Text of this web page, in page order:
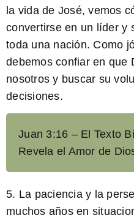
la vida de José, vemos
convertirse en un líder y
toda una nación. Como
debemos confiar en que
nosotros y buscar su
decisiones.
Juan 3:16 – El Texto
Revela el Amor de
5. La paciencia y la
muchos años en